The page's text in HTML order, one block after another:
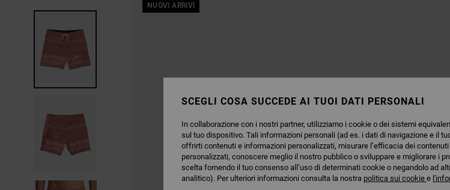
NUOVI ARRIVI
SCEGLI COSA SUCCEDE AI TUOI DATI PERSONALI
In collaborazione con i nostri partner, utilizziamo i cookie o dei sistemi
sul tuo dispositivo. Tali informazioni personali (ad es. i dati di navigazione e il
offrirti contenuti e informazioni personalizzati, misurare l’efficacia dei
personalizzati, conoscere meglio il nostro pubblico o sviluppare e migliorare i
scelta fornendo il tuo consenso all’uso di determinati cookie o negandolo ad
analitico). Per ulteriori informazioni consulta la nostra politica sui cookie e